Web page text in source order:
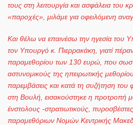
τους στη λειτουργία και ασφάλεια του
«παροχές», μιλάμε για οφειλόμενη
Και θέλω να επαινέσω την ηγεσία του
τον Υπουργό κ. Πιερρακάκη, γιατί
παραμεθορίου των 130 ευρώ, που
αστυνομικούς της ηπειρωτικής
παρεμβάσεις και κατά τη συζήτηση
στη Βουλή, εισακούστηκε η προτροπή
ένστολους -στρατιωτικούς,
παραμεθόριων Νομών Κεντρικής